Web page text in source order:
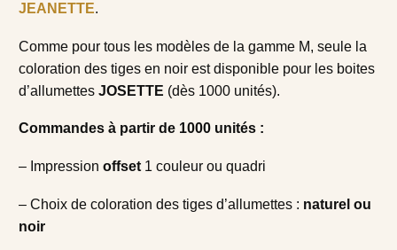
JEANETTE.
Comme pour tous les modèles de la gamme M, seule la
coloration des tiges en noir est disponible pour les boites
d’allumettes JOSETTE (dès 1000 unités).
Commandes à partir de 1000 unités :
– Impression offset 1 couleur ou quadri
– Choix de coloration des tiges d’allumettes : naturel ou
noir